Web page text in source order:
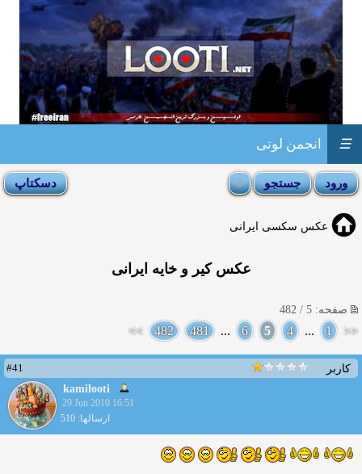
انجمن لوتی ☰
عکس سکسی ایرانی
عکس کیر و خایه ایرانی
صفحه: 5 / 482
<<
1
...
4
5
6
...
481
482
>>
کاربر
#41
kamilooti
29 Jun 2010 16:51
ارسالها: 510